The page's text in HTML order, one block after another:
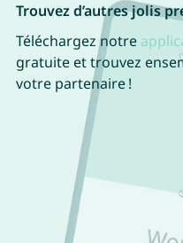
Trouvez d’autres jolis
Téléchargez notre
gratuite et trouvez
votre partenaire !